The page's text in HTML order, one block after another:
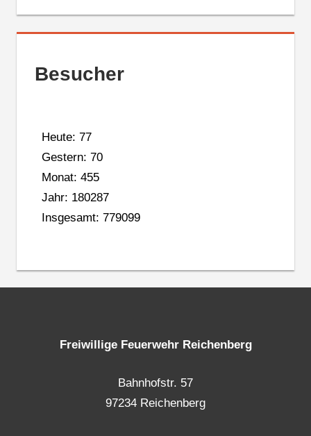
Besucher
Heute: 77
Gestern: 70
Monat: 455
Jahr: 180287
Insgesamt: 779099
Freiwillige Feuerwehr Reichenberg
Bahnhofstr. 57
97234 Reichenberg